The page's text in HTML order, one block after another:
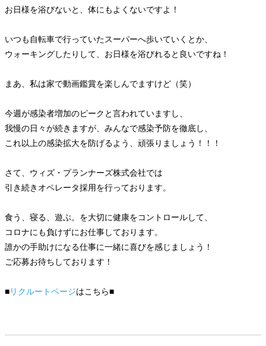
お日様を浴びないと、体にもよくないですよ！
いつも自転車で行っていたスーパーへ歩いていくとか、
ウォーキングしたりして、お日様を浴びれると良いですね！
まあ、私は家で動画鑑賞を楽しんでますけど（笑）
今週が感染者増加のピークと言われていますし、
我慢の日々が続きますが、みんなで感染予防を徹底し、
これ以上の感染拡大を防げるよう、頑張りましょう！！！
さて、ウィズ・プランナーズ株式会社では
引き続きオペレータ採用を行っております。
食う、寝る、遊ぶ。を大切に健康をコントロールして、
コロナにも負けずにお仕事しております。
誰かの手助けになる仕事に一緒に喜びを感じましょう！
ご応募お待ちしております！
■リクルートページはこちら■